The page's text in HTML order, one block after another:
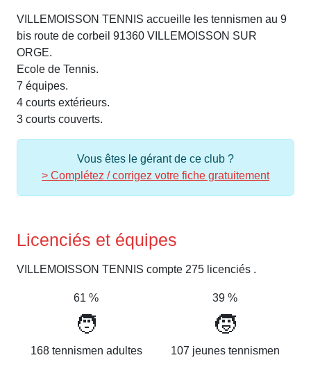
VILLEMOISSON TENNIS accueille les tennismen au 9
bis route de corbeil 91360 VILLEMOISSON SUR
ORGE.
Ecole de Tennis.
7 équipes.
4 courts extérieurs.
3 courts couverts.
Vous êtes le gérant de ce club ?
> Complétez / corrigez votre fiche gratuitement
Licenciés et équipes
VILLEMOISSON TENNIS compte 275 licenciés .
61 % 39 %
🧑 🧒
168 tennismen adultes 107 jeunes tennismen